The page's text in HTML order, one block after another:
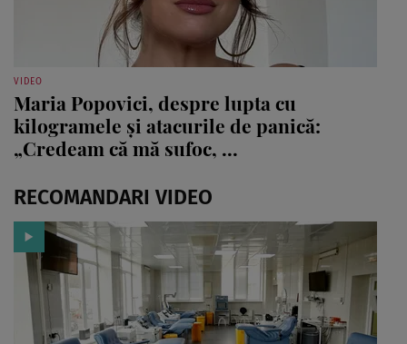
VIDEO
Maria Popovici, despre lupta cu
kilogramele și atacurile de panică:
„Credeam că mă sufoc, ...
RECOMANDARI VIDEO